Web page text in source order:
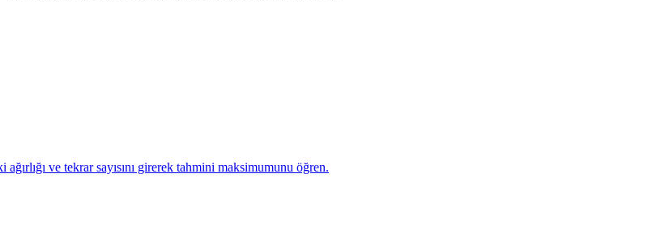
ve tekrar sayısını girerek tahmini maksimumunu öğren.